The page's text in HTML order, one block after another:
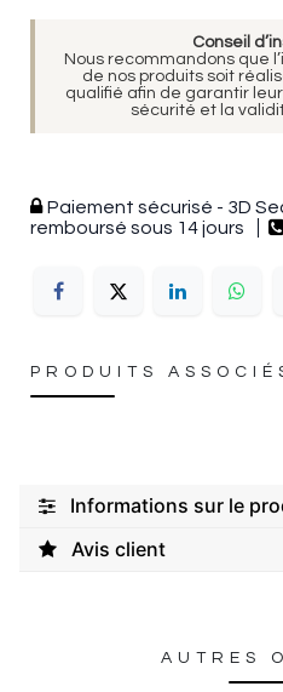
Conseil
Nous recommandons que
de nos produits soit
qualifié afin de garantir
sécurité et la
Paiement sécurisé - 3D
remboursé sous 14 jours
PRODUITS
Informations sur le
Avis client
AUTRES